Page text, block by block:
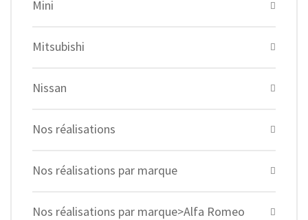
Mini
Mitsubishi
Nissan
Nos réalisations
Nos réalisations par marque
Nos réalisations par marque>Alfa Romeo